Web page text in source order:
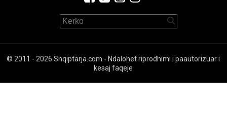
© 2011 - 2026 Shqiptarja.com - Ndalohet riprodhimi i paautorizuar i
kesaj faqeje